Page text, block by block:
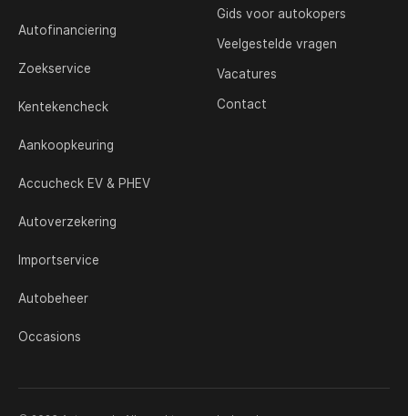
Autofinanciering
Zoekservice
Kentekencheck
Aankoopkeuring
Accucheck EV & PHEV
Autoverzekering
Importservice
Autobeheer
Occasions
Gids voor autokopers
Veelgestelde vragen
Vacatures
Contact